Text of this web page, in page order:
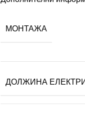
МОНТАЖА
ДОЛЖИНА